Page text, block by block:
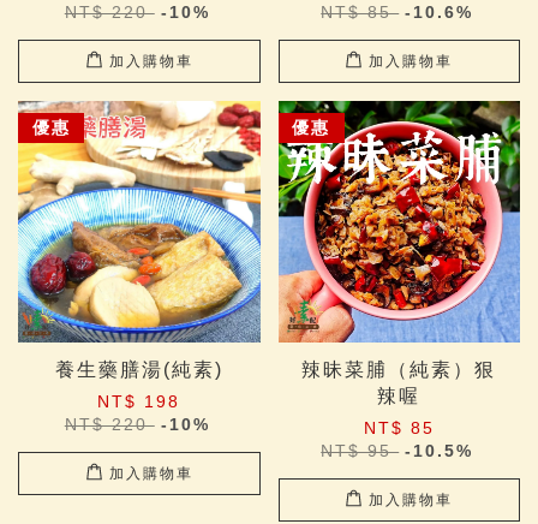
NT$ 220 -10%
加入購物車
NT$ 85 -10.6%
加入購物車
優惠
養生藥膳湯(純素)
NT$ 198
NT$ 220 -10%
加入購物車
優惠
辣昧菜脯（純素）狠
辣喔
NT$ 85
NT$ 95 -10.5%
加入購物車